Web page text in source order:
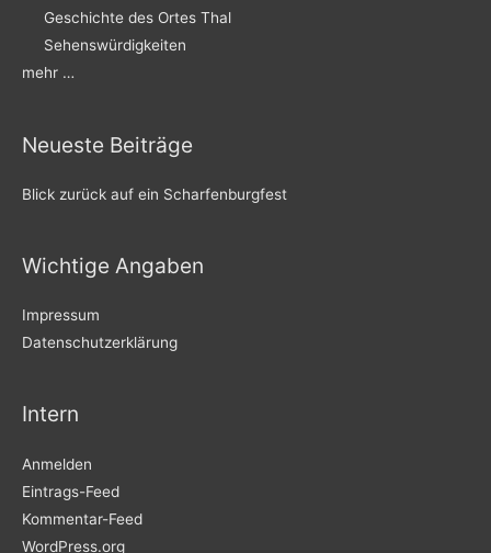
Geschichte des Ortes Thal
Sehenswürdigkeiten
mehr …
Neueste Beiträge
Blick zurück auf ein Scharfenburgfest
Wichtige Angaben
Impressum
Datenschutzerklärung
Intern
Anmelden
Eintrags-Feed
Kommentar-Feed
WordPress.org